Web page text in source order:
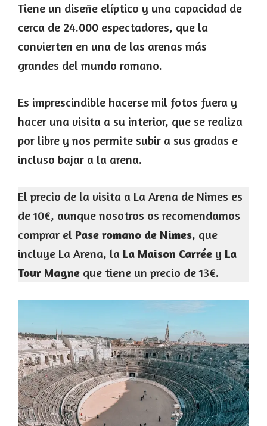
Tiene un diseñe elíptico y una capacidad de
cerca de 24.000 espectadores, que la
convierten en una de las arenas más
grandes del mundo romano.
Es imprescindible hacerse mil fotos fuera y
hacer una visita a su interior, que se realiza
por libre y nos permite subir a sus gradas e
incluso bajar a la arena.
El precio de la visita a La Arena de Nimes es
de 10€, aunque nosotros os recomendamos
comprar el Pase romano de Nimes, que
incluye La Arena, la La Maison Carrée y La
Tour Magne que tiene un precio de 13€.